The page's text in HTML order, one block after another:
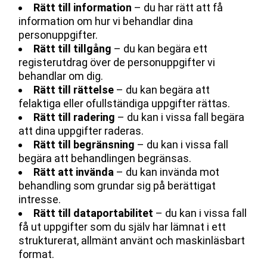
Rätt till information – du har rätt att få
information om hur vi behandlar dina
personuppgifter.
Rätt till tillgång – du kan begära ett
registerutdrag över de personuppgifter vi
behandlar om dig.
Rätt till rättelse – du kan begära att
felaktiga eller ofullständiga uppgifter rättas.
Rätt till radering – du kan i vissa fall begära
att dina uppgifter raderas.
Rätt till begränsning – du kan i vissa fall
begära att behandlingen begränsas.
Rätt att invända – du kan invända mot
behandling som grundar sig på berättigat
intresse.
Rätt till dataportabilitet – du kan i vissa fall
få ut uppgifter som du själv har lämnat i ett
strukturerat, allmänt använt och maskinläsbart
format.